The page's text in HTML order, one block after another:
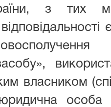
з тих
власником
особа